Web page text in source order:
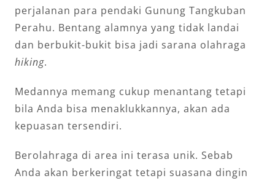
perjalanan para pendaki Gunung Tangkuban
Perahu. Bentang alamnya yang tidak landai
dan berbukit-bukit bisa jadi sarana olahraga
hiking.
Medannya memang cukup menantang tetapi
bila Anda bisa menaklukkannya, akan ada
kepuasan tersendiri.
Berolahraga di area ini terasa unik. Sebab
Anda akan berkeringat tetapi suasana dingin